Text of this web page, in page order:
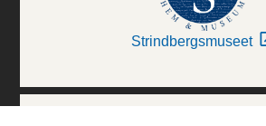
Strindbergsmuseet